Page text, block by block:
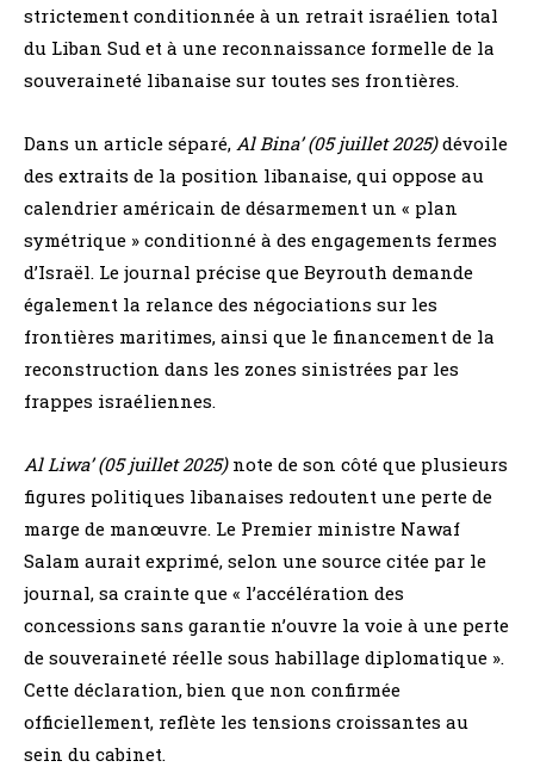
strictement conditionnée à un retrait israélien total
du Liban Sud et à une reconnaissance formelle de la
souveraineté libanaise sur toutes ses frontières.
Dans un article séparé, Al Bina’ (05 juillet 2025)dévoile
des extraits de la position libanaise, qui oppose au
calendrier américain de désarmement un « plan
symétrique » conditionné à des engagements fermes
d’Israël. Le journal précise que Beyrouth demande
également la relance des négociations sur les
frontières maritimes, ainsi que le financement de la
reconstruction dans les zones sinistrées par les
frappes israéliennes.
Al Liwa’ (05 juillet 2025)note de son côté que plusieurs
figures politiques libanaises redoutent une perte de
marge de manœuvre. Le Premier ministre Nawaf
Salam aurait exprimé, selon une source citée par le
journal, sa crainte que « l’accélération des
concessions sans garantie n’ouvre la voie à une perte
de souveraineté réelle sous habillage diplomatique ».
Cette déclaration, bien que non confirmée
officiellement, reflète les tensions croissantes au
sein du cabinet.